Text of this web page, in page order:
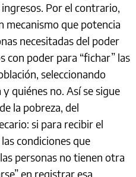
Por el contrario,
mecanismo que potencia
necesitadas del poder
con poder para “fichar” las
seleccionando
quiénes no. Así se sigue
la pobreza, del
si para recibir el
condiciones que
personas no tienen otra
en registrar esa